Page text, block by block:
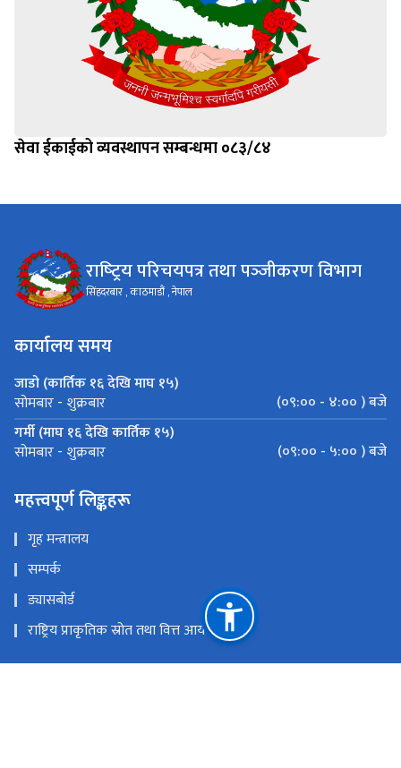
सेवा ईकाईको व्यवस्थापन सम्बन्धमा ०८३/८४
राष्‍ट्रिय परिचयपत्र तथा पञ्‍जीकरण विभाग
सिंहदरबार , काठमाडौं , नेपाल
कार्यालय समय
जाडो (कार्तिक १६ देखि माघ १५)
सोमबार - शुक्रबार
(०९:०० - ४:०० ) बजे
गर्मी (माघ १६ देखि कार्तिक १५)
सोमबार - शुक्रबार (०९:०० - ५:०० ) बजे
महत्त्वपूर्ण लिङ्कहरू
गृह मन्त्रालय
सम्पर्क
ड्यासबोर्ड
राष्ट्रिय प्राकृतिक स्रोत तथा वित्त आयोग